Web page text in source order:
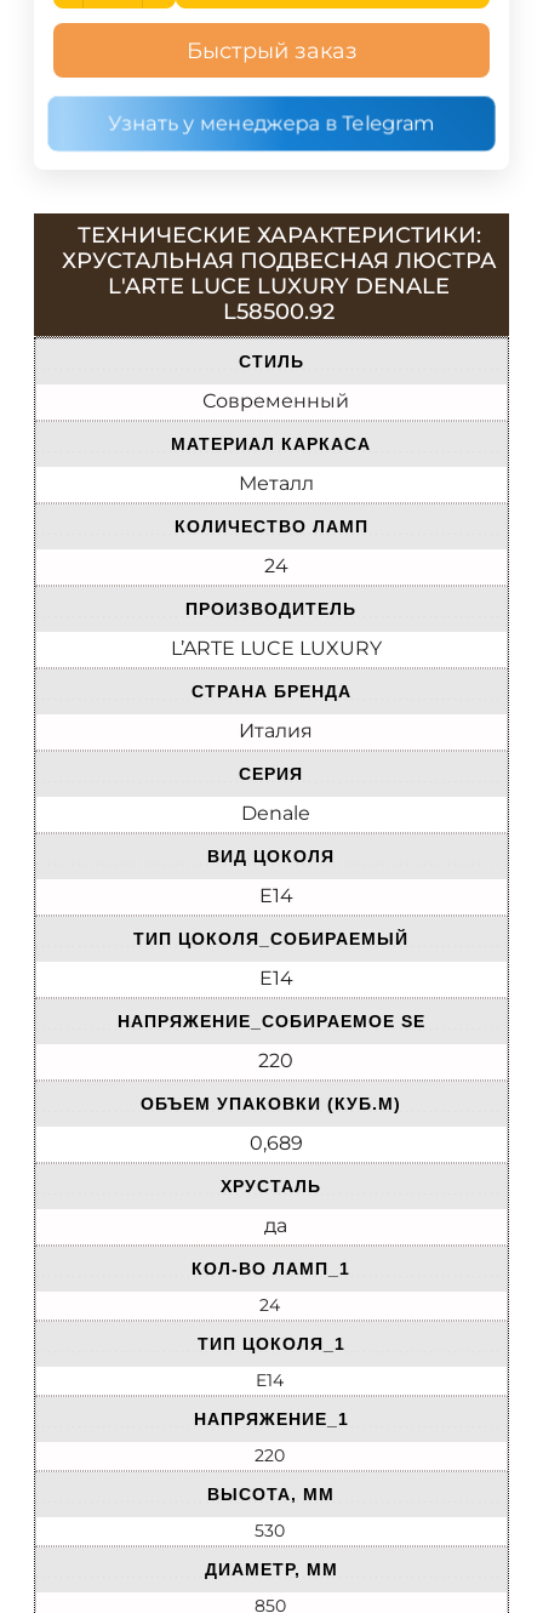
Быстрый заказ
Узнать у менеджера в Telegram
ТЕХНИЧЕСКИЕ ХАРАКТЕРИСТИКИ:
ХРУСТАЛЬНАЯ ПОДВЕСНАЯ ЛЮСТРА
L'ARTE LUCE LUXURY DENALE
L58500.92
СТИЛЬ
Современный
МАТЕРИАЛ КАРКАСА
Металл
КОЛИЧЕСТВО ЛАМП
24
ПРОИЗВОДИТЕЛЬ
L’ARTE LUCE LUXURY
СТРАНА БРЕНДА
Италия
СЕРИЯ
Denale
ВИД ЦОКОЛЯ
E14
ТИП ЦОКОЛЯ_СОБИРАЕМЫЙ
E14
НАПРЯЖЕНИЕ_СОБИРАЕМОЕ SE
220
ОБЪЕМ УПАКОВКИ (КУБ.М)
0,689
ХРУСТАЛЬ
да
КОЛ-ВО ЛАМП_1
24
ТИП ЦОКОЛЯ_1
E14
НАПРЯЖЕНИЕ_1
220
ВЫСОТА, ММ
530
ДИАМЕТР, ММ
850